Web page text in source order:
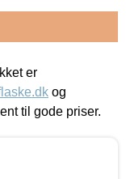
er
og
til gode priser.